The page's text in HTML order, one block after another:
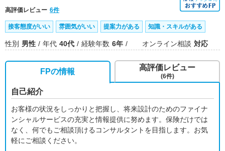
高評価レビュー 6件
接客態度がいい 雰囲気がいい 提案力がある 知識・スキルがある
性別 男性 年代 40代 経験年数 6年 オンライン相談 対応
FPの情報
自己紹介
お客様の状況をしっかりと把握し、将来設計のためのファイナ
ンシャルサービスの充実と情報提供に努めます。保険だけでは
なく、何でもご相談頂けるコンサルタントを目指します。お気
軽にご相談ください。
高評価レビュー
(6件)